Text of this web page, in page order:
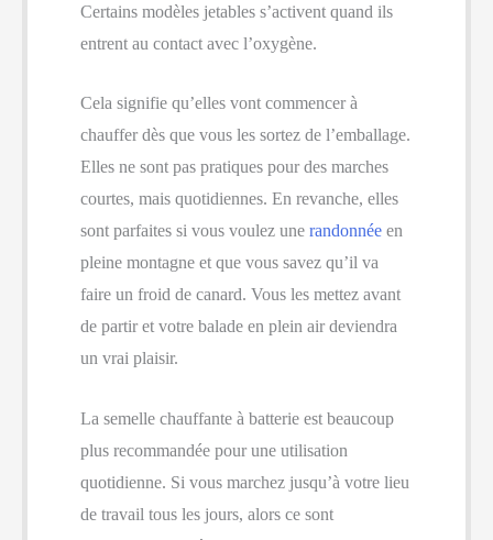
Certains modèles jetables s’activent quand ils
entrent au contact avec l’oxygène.
Cela signifie qu’elles vont commencer à
chauffer dès que vous les sortez de l’emballage.
Elles ne sont pas pratiques pour des marches
courtes, mais quotidiennes. En revanche, elles
sont parfaites si vous voulez une randonnée en
pleine montagne et que vous savez qu’il va
faire un froid de canard. Vous les mettez avant
de partir et votre balade en plein air deviendra
un vrai plaisir.
La semelle chauffante à batterie est beaucoup
plus recommandée pour une utilisation
quotidienne. Si vous marchez jusqu’à votre lieu
de travail tous les jours, alors ce sont